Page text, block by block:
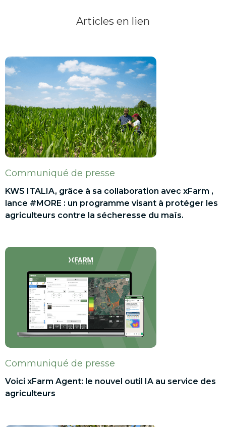
Articles en lien
Communiqué de presse
KWS ITALIA, grâce à sa collaboration avec xFarm ,
lance #MORE : un programme visant à protéger les
agriculteurs contre la sécheresse du maïs.
Communiqué de presse
Voici xFarm Agent: le nouvel outil IA au service des
agriculteurs